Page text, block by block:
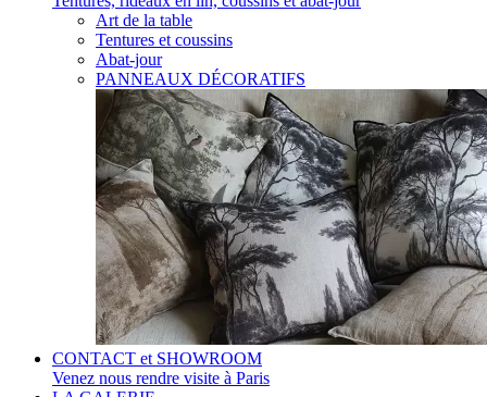
Art de la table
Tentures et coussins
Abat-jour
PANNEAUX DÉCORATIFS
CONTACT et SHOWROOM
Venez nous rendre visite à Paris